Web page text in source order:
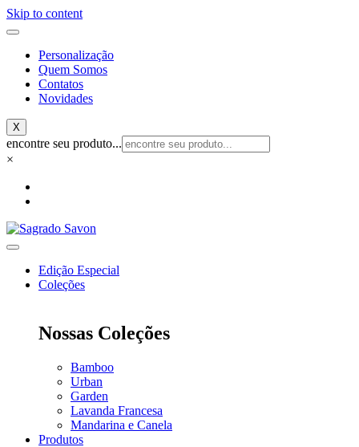
Skip to content
Personalização
Quem Somos
Contatos
Novidades
X
encontre seu produto...
×
Edição Especial
Coleções
Nossas Coleções
Bamboo
Urban
Garden
Lavanda Francesa
Mandarina e Canela
Produtos